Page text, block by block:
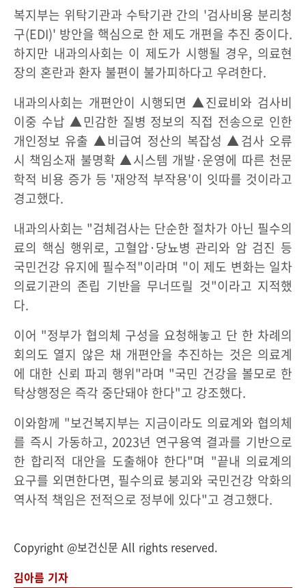
복지부는 위탁기관과 수탁기관 간의 '검사비용 분리청
구(EDI)' 방안을 핵심으로 한 제도 개편을 추진 중이다.
하지만 내과의사회는 이 제도가 시행될 경우, 의료현
장의 혼란과 환자 불편이 불가피하다고 우려한다.
내과의사회는 개편안이 시행되면 ▲진료비와 검사비
이중 수납 ▲민감한 질병 정보의 직접 전송으로 인한
개인정보 유출 ▲비급여 정산의 복잡성 ▲검사 오류
시 책임소재 불명확 ▲시스템 개발·운영에 따른 천문
학적 비용 증가 등 '재앙적 부작용'이 잇따를 것이라고
경고했다.
내과의사회는 "검체검사는 단순한 절차가 아닌 필수의
료의 핵심 행위로, 고혈압·당뇨병 관리와 암 검진 등
국민건강 유지에 필수적"이라며 "이 제도 변화는 일차
의료기관의 존립 기반을 무너뜨릴 것"이라고 지적했
다.
이어 "정부가 협의체 구성을 요청해놓고 단 한 차례의
회의도 열지 않은 채 개편안을 추진하는 것은 의료계
에 대한 신뢰 파괴 행위"라며 "국민 건강을 볼모로 한
탁상행정은 즉각 중단돼야 한다"고 강조했다.
이와함께 "보건복지부는 지금이라도 의료계와 협의체
를 즉시 가동하고, 2023년 연구용역 결과를 기반으로
한 합리적 대안을 도출해야 한다"며 "끝내 의료계의
요구를 외면한다면, 필수의료 붕괴와 국민건강 악화의
역사적 책임은 전적으로 정부에 있다"고 경고했다.
Copyright @보건신문 All rights reserved.
김아름 기자